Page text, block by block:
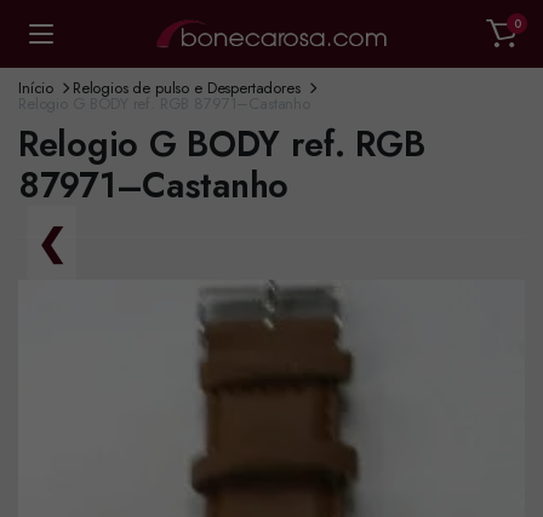
0
Início Relogios de pulso e Despertadores
Relogio G BODY ref. RGB 87971–Castanho
Relogio G BODY ref. RGB
87971–Castanho
❮